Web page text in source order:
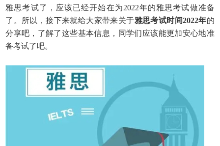
雅思考试了，应该已经开始在为2022年的雅思考试做准备
了。所以，接下来就给大家带来关于雅思考试时间2022年的
分享吧，了解了这些基本信息，同学们应该能更加安心地准
备考试了吧。